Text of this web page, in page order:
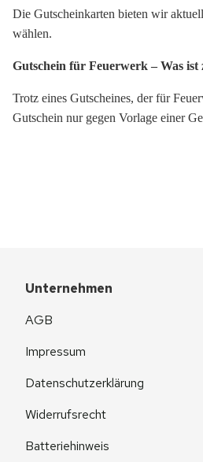
Die Gutscheinkarten bieten wir
wählen.
Gutschein für Feuerwerk – Was ist
Trotz eines Gutscheines, der für
Gutschein nur gegen Vorlage einer
Unternehmen
AGB
Impressum
Datenschutzerklärung
Widerrufsrecht
Batteriehinweis